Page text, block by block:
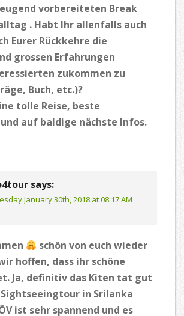
vorbereiteten Break
. Habt Ihr allenfalls auch
Eurer Rückkehre die
grossen Erfahrungen
zukommen zu
Buch, etc.)?
tolle Reise, beste
auf baldige nächste Infos.
says:
January 30th, 2018 at 08:17 AM
schön von euch wieder
hoffen, dass ihr schöne
Ja, definitiv das Kiten tat gut
in Srilanka
ist sehr spannend und es